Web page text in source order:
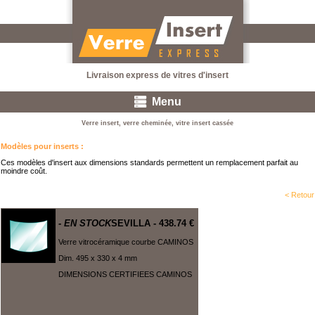
Livraison express de vitres d'insert
Menu
Verre insert, verre cheminée, vitre insert cassée
Modèles pour inserts :
Ces modèles d'insert aux dimensions standards permettent un remplacement parfait au
moindre coût.
< Retour
SEVILLA
- EN STOCK - 438.74 €
Verre vitrocéramique courbe CAMINOS
Dim. 495 x 330 x 4 mm
DIMENSIONS CERTIFIEES CAMINOS